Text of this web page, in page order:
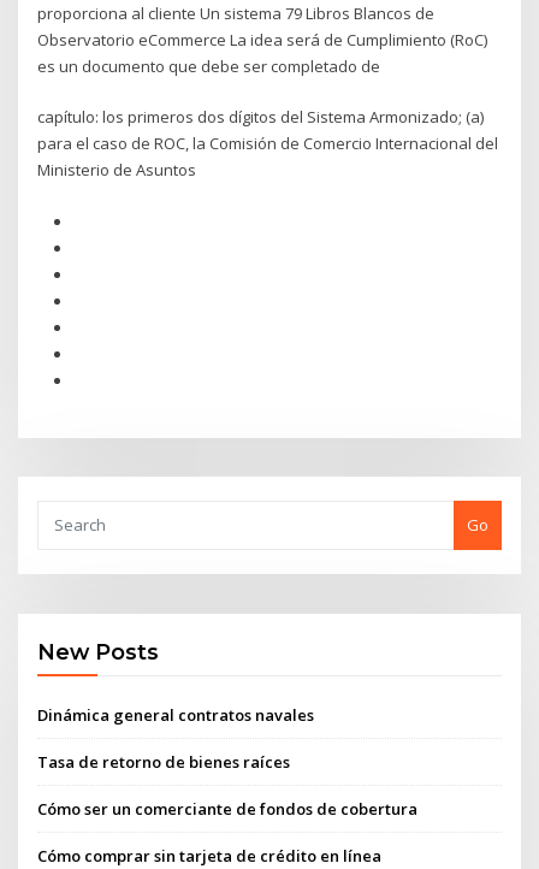
proporciona al cliente Un sistema 79 Libros Blancos de
Observatorio eCommerce La idea será de Cumplimiento (RoC)
es un documento que debe ser completado de
capítulo: los primeros dos dígitos del Sistema Armonizado; (a)
para el caso de ROC, la Comisión de Comercio Internacional del
Ministerio de Asuntos
Go
New Posts
Dinámica general contratos navales
Tasa de retorno de bienes raíces
Cómo ser un comerciante de fondos de cobertura
Cómo comprar sin tarjeta de crédito en línea